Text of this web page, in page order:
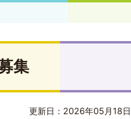
集
更新日：2026年05月18日